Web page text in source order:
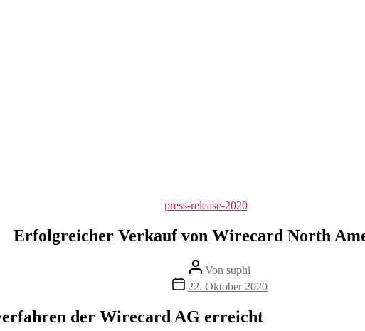
Kategorien
press-release-2020
Erfolgreicher Verkauf von Wirecard North
Beitragsautor
Von suphi
Veröffentlichungsdatum
22. Oktober 2020
der Wirecard AG erreicht